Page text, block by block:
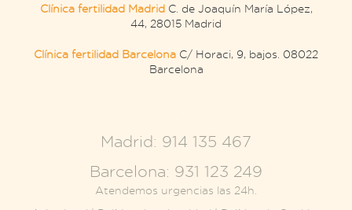
Clínica fertilidad MadridC. de Joaquín María López,
44, 28015 Madrid
Clínica fertilidad Barcelona C/ Horaci, 9, bajos. 08022
Barcelona
Madrid: 914 135 467
Barcelona: 931 123 249
Atendemos urgencias las 24h.